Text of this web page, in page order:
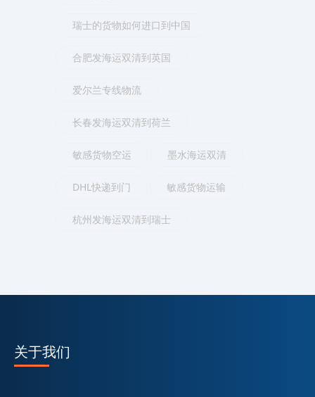
瑞士的货物如何进口到中国
合肥发海运双清到英国
爱尔兰专线物流
长春发海运双清到荷兰
敏感货物空运 墨水海运双清
DHL快递到门 敏感货物运输
杭州发海运双清到瑞士
关于我们